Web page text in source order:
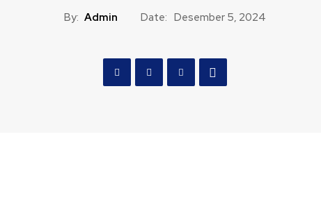
By: Admin Date: Desember 5, 2024